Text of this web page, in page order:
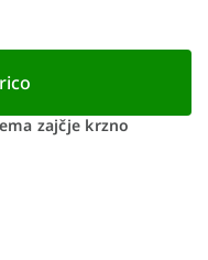
zajčje krzno